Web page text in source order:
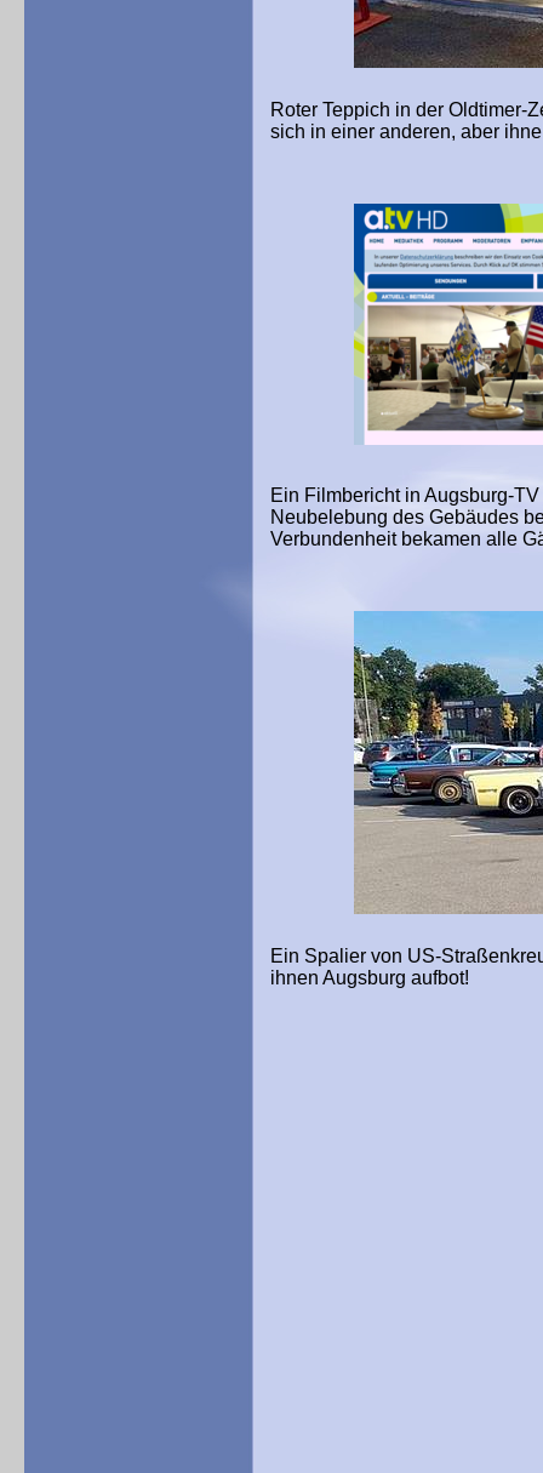
Roter Teppich in der Oldtimer-
sich in einer anderen, aber
Ein Filmbericht in Augsburg-
Neubelebung des Gebäudes
Verbundenheit bekamen alle
Ein Spalier von US-
ihnen Augsburg aufbot!